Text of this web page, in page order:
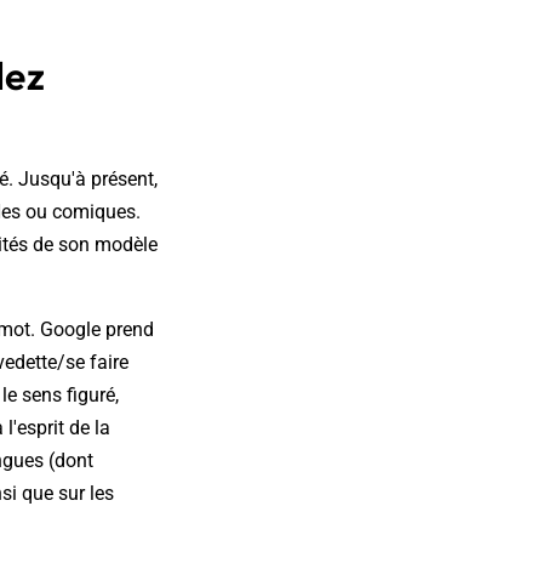
Jusqu'à présent,
ou comiques.
de son modèle
Google prend
se faire
sens figuré,
l'esprit de la
(dont
que sur les